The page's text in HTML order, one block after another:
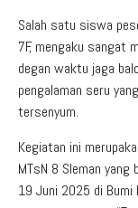
Salah satu siswa
7F, mengaku sangat
degan waktu jaga
pengalaman seru
tersenyum.
Kegiatan ini
MTsN 8 Sleman
19 Juni 2025 di Bumi